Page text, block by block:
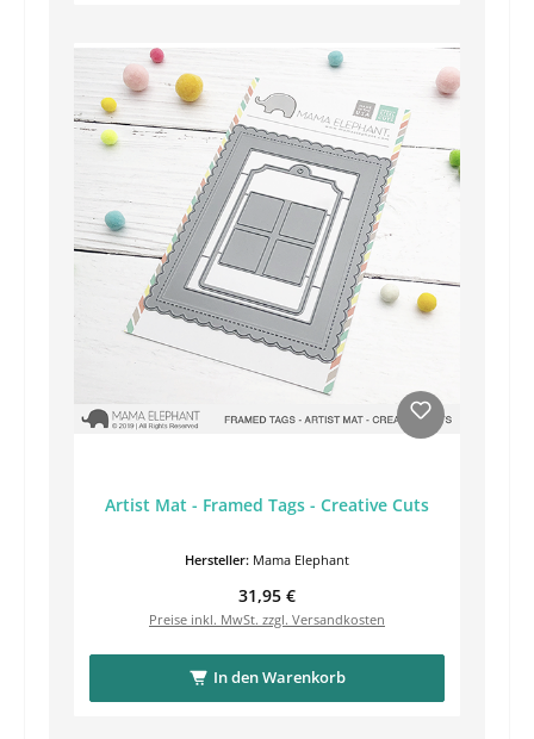
Artist Mat - Framed Tags - Creative Cuts
Hersteller: Mama Elephant
Regulärer Preis:
31,95 €
Preise inkl. MwSt. zzgl. Versandkosten
In den Warenkorb